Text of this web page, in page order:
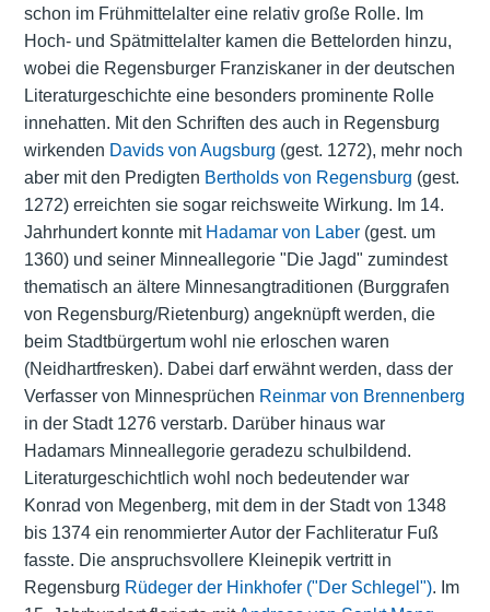
schon im Frühmittelalter eine relativ große Rolle. Im
Hoch- und Spätmittelalter kamen die Bettelorden hinzu,
wobei die Regensburger Franziskaner in der deutschen
Literaturgeschichte eine besonders prominente Rolle
innehatten. Mit den Schriften des auch in Regensburg
wirkenden Davids von Augsburg (gest. 1272), mehr noch
aber mit den Predigten Bertholds von Regensburg (gest.
1272) erreichten sie sogar reichsweite Wirkung. Im 14.
Jahrhundert konnte mit Hadamar von Laber(gest. um
1360) und seiner Minneallegorie "Die Jagd" zumindest
thematisch an ältere Minnesangtraditionen (Burggrafen
von Regensburg/Rietenburg) angeknüpft werden, die
beim Stadtbürgertum wohl nie erloschen waren
(Neidhartfresken). Dabei darf erwähnt werden, dass der
Verfasser von Minnesprüchen Reinmar von Brennenberg
in der Stadt 1276 verstarb. Darüber hinaus war
Hadamars Minneallegorie geradezu schulbildend.
Literaturgeschichtlich wohl noch bedeutender war
Konrad von Megenberg, mit dem in der Stadt von 1348
bis 1374 ein renommierter Autor der Fachliteratur Fuß
fasste. Die anspruchsvollere Kleinepik vertritt in
Regensburg Rüdeger der Hinkhofer ("Der Schlegel"). Im